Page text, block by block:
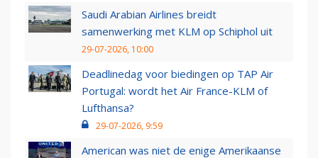
Saudi Arabian Airlines breidt
samenwerking met KLM op Schiphol uit
29-07-2026, 10:00
Deadlinedag voor biedingen op TAP Air
Portugal: wordt het Air France-KLM of
Lufthansa?
29-07-2026, 9:59
American was niet de enige Amerikaanse